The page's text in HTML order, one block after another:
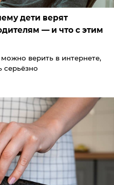
дети верят
— и что с этим
верить в интернете,
серьёзно